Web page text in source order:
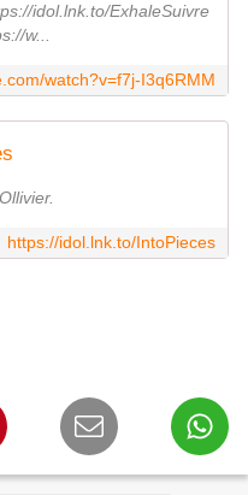
ExhaleSuivre
w...
watch?v=f7j-I3q6RMM
https://idol.lnk.to/IntoPieces